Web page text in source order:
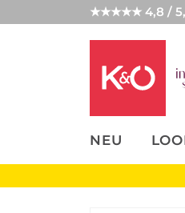
★★★★★ 4,8 /
NEU
UNSERE APP
CLICK &